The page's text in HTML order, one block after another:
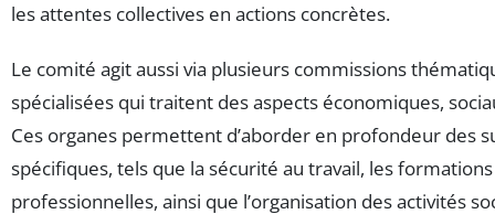
les attentes collectives en actions concrètes.
Le comité agit aussi via plusieurs commissions
spécialisées qui traitent des aspects économiques,
Ces organes permettent d’aborder en profondeur des
spécifiques, tels que la sécurité au travail, les formations
professionnelles, ainsi que l’organisation des activités